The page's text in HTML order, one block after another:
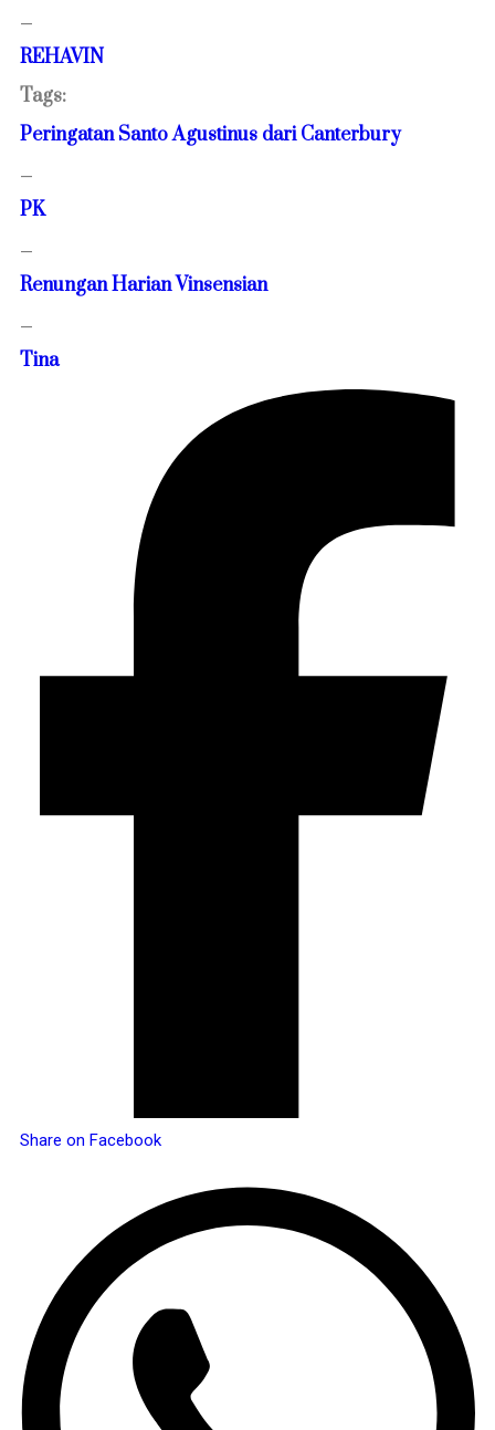
—
REHAVIN
Tags:
Peringatan Santo Agustinus dari Canterbury
—
PK
—
Renungan Harian Vinsensian
—
Tina
Share on Facebook